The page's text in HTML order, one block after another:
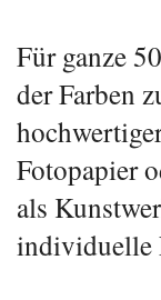
Für ganze
der Farben
Fotopapier
als
individuelle